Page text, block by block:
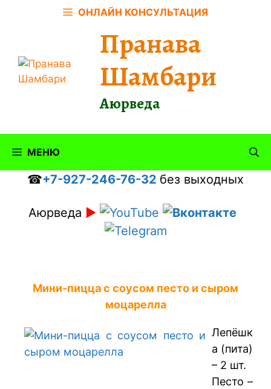
ОНЛАЙН КОНСУЛЬТАЦИЯ
Пранава
Шамбари
Аюрведа
МЕНЮ
☎+7-927-246-76-32 без выходных
Аюрведа ►
Мини-пицца с соусом песто и сыром
моцарелла
Лепёшк
а (пита)
– 2 шт.
Песто –